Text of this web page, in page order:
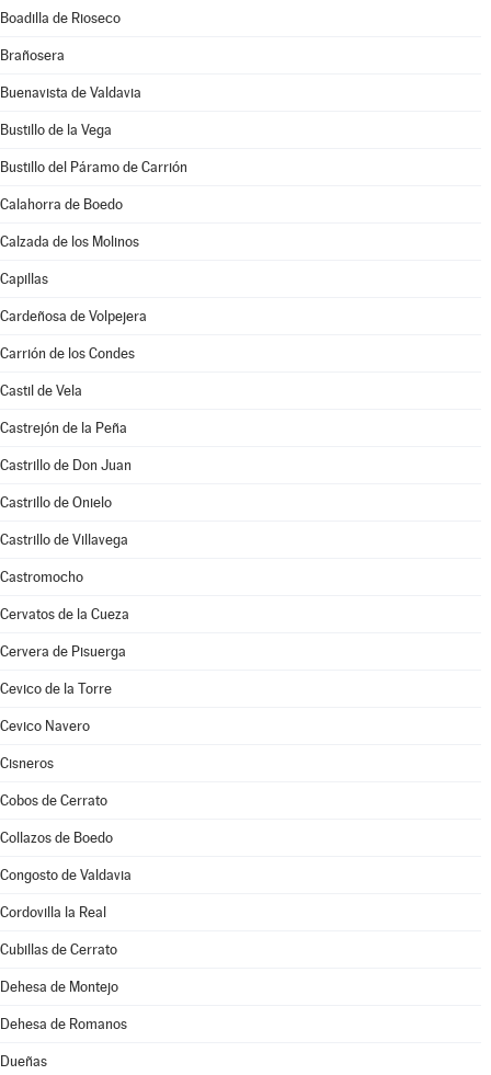
Boadilla de Rioseco
Brañosera
Buenavista de Valdavia
Bustillo de la Vega
Bustillo del Páramo de Carrión
Calahorra de Boedo
Calzada de los Molinos
Capillas
Cardeñosa de Volpejera
Carrión de los Condes
Castil de Vela
Castrejón de la Peña
Castrillo de Don Juan
Castrillo de Onielo
Castrillo de Villavega
Castromocho
Cervatos de la Cueza
Cervera de Pisuerga
Cevico de la Torre
Cevico Navero
Cisneros
Cobos de Cerrato
Collazos de Boedo
Congosto de Valdavia
Cordovilla la Real
Cubillas de Cerrato
Dehesa de Montejo
Dehesa de Romanos
Dueñas